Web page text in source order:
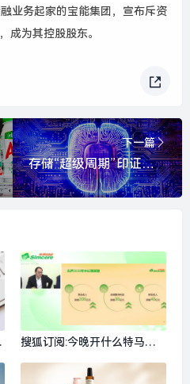
业务起家的宝能集团，宣布斥资
成为其控股股东。
下一篇
存储“超级周期”印证，佰维存储高增长能否贯穿全年？有三大悬念|界面新闻 · 证券
搜狐订阅:今晚开什么特马好-
击200亿营收|界面新闻